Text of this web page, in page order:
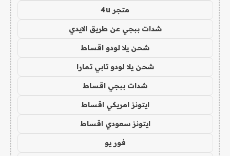
متجر 4u
شدات ببجي عن طريق الايدي
شحن يلا لودو اقساط
شحن يلا لودو تابي تمارا
شدات ببجي اقساط
ايتونز امريكي اقساط
ايتونز سعودي اقساط
فور يو